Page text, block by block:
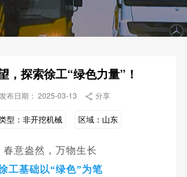
，探索徐工“绿色力量”！
发布日期： 2025-03-13  分享
型： 非开挖机械 区域： 山东
春意盎然，万物生长
工基础以“绿色”为笔